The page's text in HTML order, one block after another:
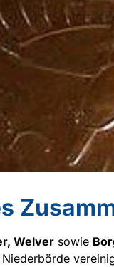
Welver sowie